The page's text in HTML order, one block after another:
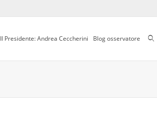
Il Presidente: Andrea Ceccherini Blog osservatore